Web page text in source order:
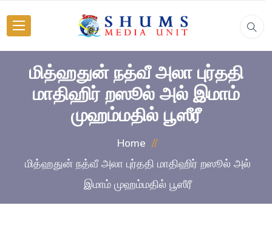
மித்ஹதுன் நத்வீ அலா புர்ததி
மாதிஹிர் றஸூல் அல் இமாம்
முஹம்மதில் பூஸீரீ
Home
மித்ஹதுன் நத்வீ அலா புர்ததி மாதிஹிர் றஸூல் அல்
இமாம் முஹம்மதில் பூஸீரீ